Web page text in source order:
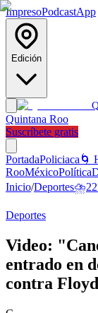
ImpresoPodcastApp
Edición
Quintana Roo
Suscríbete gratis
PortadaPoliciaca 🌀
RooMéxicoPolítica
Inicio/Deportes⛈️22
Deportes
Video:
entrado en
contra